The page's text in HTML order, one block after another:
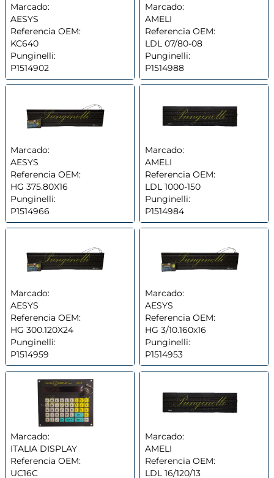
Marcado:
AESYS
Referencia OEM:
KC640
Punginelli:
P1514902
Marcado:
AMELI
Referencia OEM:
LDL 07/80-08
Punginelli:
P1514988
Marcado:
AESYS
Referencia OEM:
HG 375.80X16
Punginelli:
P1514966
Marcado:
AMELI
Referencia OEM:
LDL 1000-150
Punginelli:
P1514984
Marcado:
AESYS
Referencia OEM:
HG 300.120X24
Punginelli:
P1514959
Marcado:
AESYS
Referencia OEM:
HG 3/10.160x16
Punginelli:
P1514953
Marcado:
ITALIA DISPLAY
Referencia OEM:
UC16C
Marcado:
AMELI
Referencia OEM:
LDL 16/120/13